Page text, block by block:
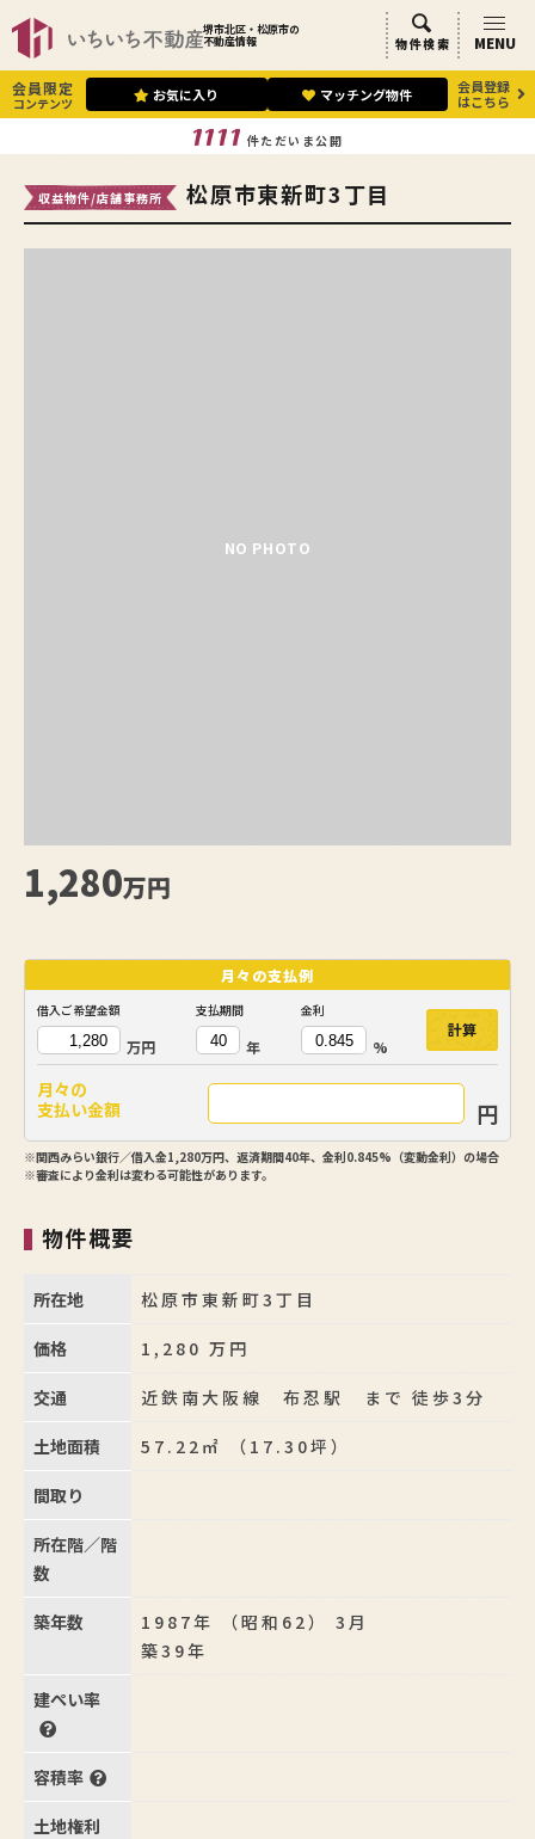
堺市北区・松原市の
不動産情報 物件検索 MENU
会員限定
コンテンツ お気に入り マッチング物件
会員登録
はこちら
1111 件ただいま公開
収益物件/店舗事務所 松原市東新町3丁目
NO PHOTO
1,280万円
月々の支払例
借入ご希望金額
万円
支払期間
年
金利
%
計算
月々の
支払い金額
円
※関西みらい銀行／借入金1,280万円、返済期間40年、金利0.845%（変動金利）の場合
※審査により金利は変わる可能性があります。
物件概要
所在地 松原市東新町3丁目
価格 1,280 万円
交通 近鉄南大阪線 布忍駅 まで 徒歩3分
土地面積 57.22㎡ （17.30坪）
間取り
所在階／階
数
築年数
1987年 （昭和62） 3月
築39年
建ぺい率
容積率
土地権利